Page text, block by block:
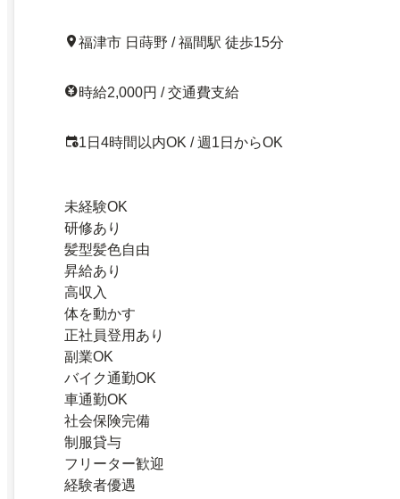
福津市 日蒔野 / 福間駅 徒歩15分
時給2,000円 / 交通費支給
1日4時間以内OK / 週1日からOK
未経験OK
研修あり
髪型髪色自由
昇給あり
高収入
体を動かす
正社員登用あり
副業OK
バイク通勤OK
車通勤OK
社会保険完備
制服貸与
フリーター歓迎
経験者優遇